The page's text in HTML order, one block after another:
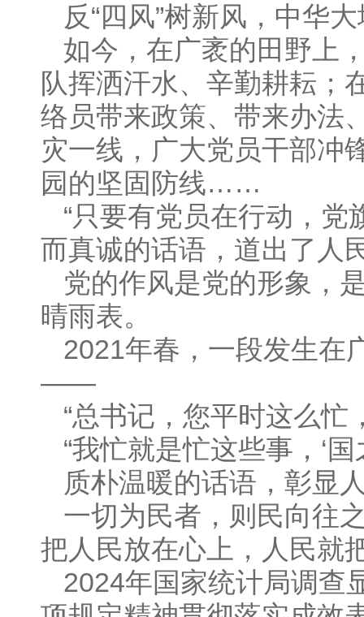
反“四风”树新风，中华
如今，在广袤的田野上
队挥洒汗水、辛勤耕耘；
络员带来政策、带来办法
灾一线，广大党员干部冲
园的坚固防线……
“只要有党员在行动，党
而真诚的话语，道出了人
党的作风是党的形象，
晴雨表。
2021年春，一段发生在
——
“总书记，您平时这么忙
“我忙就是忙这些事，‘
质朴温暖的话语，彰显
一切为民者，则民向往
把人民放在心上，人民
2024年国家统计局调查